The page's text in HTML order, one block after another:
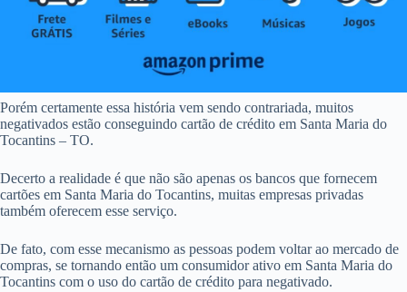
Porém certamente essa história vem sendo contrariada, muitos
negativados estão conseguindo cartão de crédito em Santa Maria do
Tocantins – TO.
Decerto a realidade é que não são apenas os bancos que fornecem
cartões em Santa Maria do Tocantins, muitas empresas privadas
também oferecem esse serviço.
De fato, com esse mecanismo as pessoas podem voltar ao mercado de
compras, se tornando então um consumidor ativo em Santa Maria do
Tocantins com o uso do cartão de crédito para negativado.